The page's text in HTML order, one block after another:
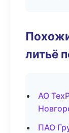
литьё
АО
ПАО